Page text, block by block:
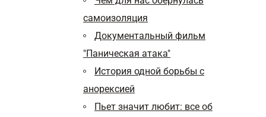
самоизоляция
Документальный фильм
"Паническая атака"
История одной борьбы с
анорексией
Пьет значит любит: все об